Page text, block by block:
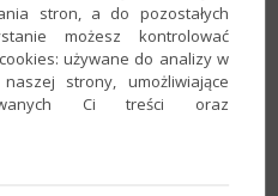
stron, a do pozostałych
możesz kontrolować
używane do analizy w
strony, umożliwiające
Ci treści oraz